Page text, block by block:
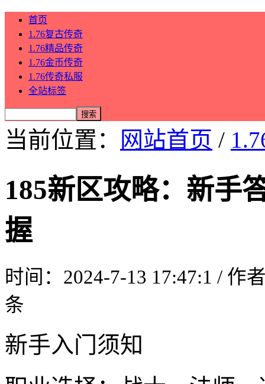
首页
1.76复古传奇
1.76精品传奇
1.76金币传奇
1.76传奇私服
全站标签
当前位置： 网站首页 /
185新区攻略：新手
握
时间：2024-7-13 17:47:1 / 作
条
新手入门须知